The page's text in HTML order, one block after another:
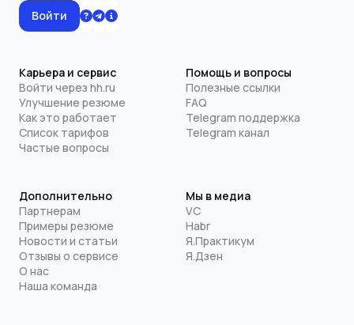
Войти
Карьера и сервис
Войти через hh.ru
Улучшение резюме
Как это работает
Список тарифов
Частые вопросы
Помощь и вопросы
Полезные ссылки
FAQ
Telegram поддержка
Telegram канал
Дополнительно
Партнерам
Примеры резюме
Новости и статьи
Отзывы о сервисе
О нас
Наша команда
Мы в медиа
VC
Habr
Я.Практикум
Я.Дзен